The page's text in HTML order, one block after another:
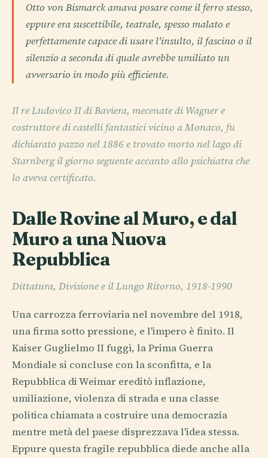
Otto von Bismarck amava posare come il ferro stesso,
eppure era suscettibile, teatrale, spesso malato e
perfettamente capace di usare l'insulto, il fascino o il
silenzio a seconda di quale avrebbe umiliato un
avversario in modo più efficiente.
Il re Ludovico II di Baviera, mecenate di Wagner e
costruttore di castelli fantastici vicino a Monaco, fu
dichiarato pazzo nel 1886 e trovato morto nel lago di
Starnberg il giorno seguente accanto allo psichiatra che
lo aveva certificato.
Dalle Rovine al Muro, e dal
Muro a una Nuova
Repubblica
Dittatura, Divisione e il Lungo Ritorno, 1918-1990
Una carrozza ferroviaria nel novembre del 1918,
una firma sotto pressione, e l'impero è finito. Il
Kaiser Guglielmo II fuggì, la Prima Guerra
Mondiale si concluse con la sconfitta, e la
Repubblica di Weimar ereditò inflazione,
umiliazione, violenza di strada e una classe
politica chiamata a costruire una democrazia
mentre metà del paese disprezzava l'idea stessa.
Eppure questa fragile repubblica diede anche alla